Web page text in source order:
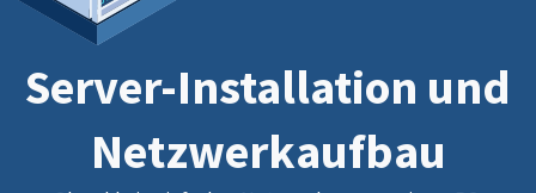
Server-Installation und
Netzwerkaufbau